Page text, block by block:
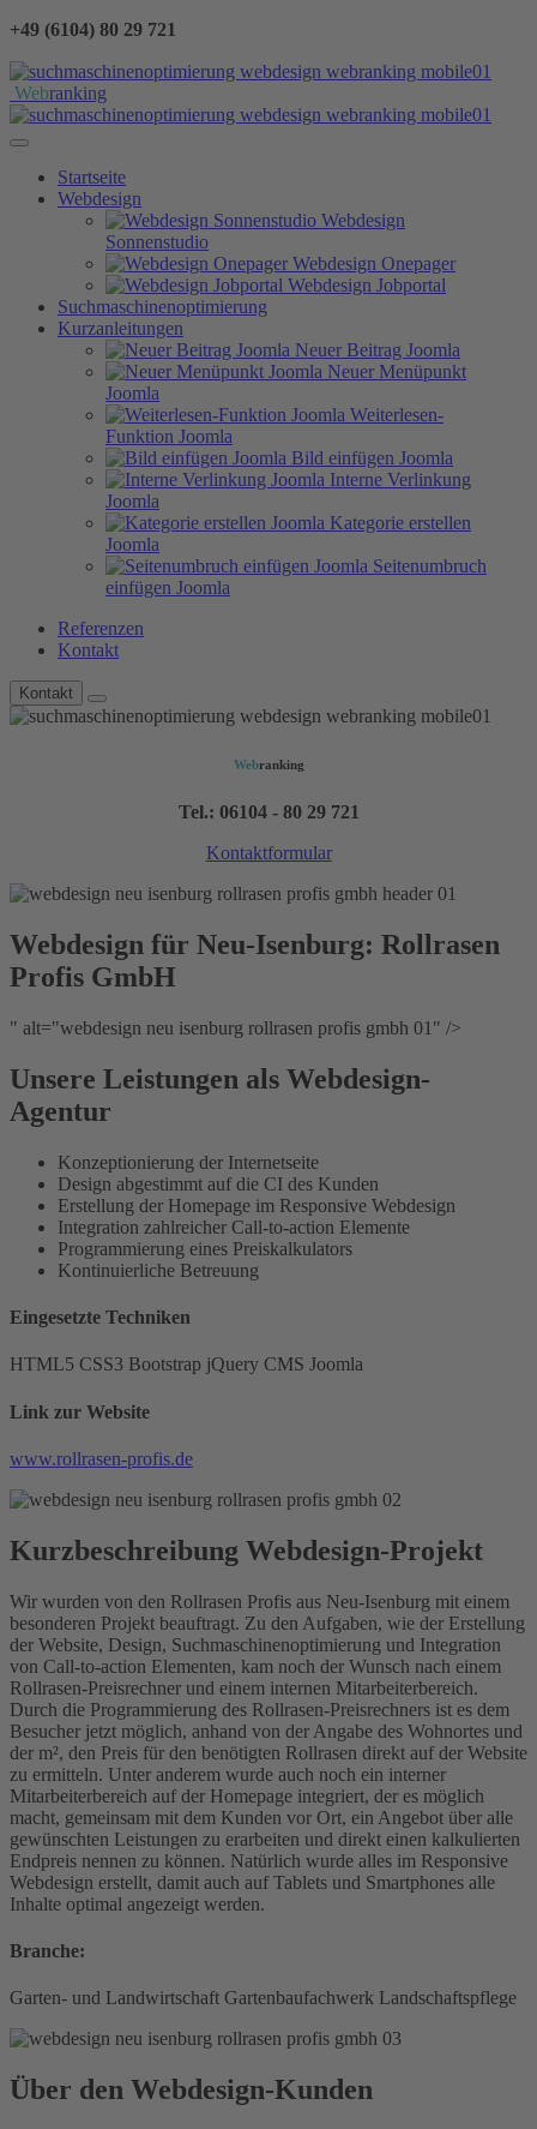
+49 (6104) 80 29 721
Webranking
Startseite
Webdesign
Webdesign
Sonnenstudio
Webdesign Onepager
Webdesign Jobportal
Suchmaschinenoptimierung
Kurzanleitungen
Neuer Beitrag Joomla
Neuer Menüpunkt
Joomla
Weiterlesen-
Funktion Joomla
Bild einfügen Joomla
Interne Verlinkung
Joomla
Kategorie erstellen
Joomla
Seitenumbruch
einfügen Joomla
Referenzen
Kontakt
Kontakt
Webranking
Tel.: 06104 - 80 29 721
Kontaktformular
Webdesign für Neu-Isenburg: Rollrasen
Profis GmbH
" alt="webdesign neu isenburg rollrasen profis gmbh 01" />
Unsere Leistungen als Webdesign-
Agentur
Konzeptionierung der Internetseite
Design abgestimmt auf die CI des Kunden
Erstellung der Homepage im Responsive Webdesign
Integration zahlreicher Call-to-action Elemente
Programmierung eines Preiskalkulators
Kontinuierliche Betreuung
Eingesetzte Techniken
HTML5 CSS3 Bootstrap jQuery CMS Joomla
Link zur Website
www.rollrasen-profis.de
Kurzbeschreibung Webdesign-Projekt
Wir wurden von den Rollrasen Profis aus Neu-Isenburg mit einem
besonderen Projekt beauftragt. Zu den Aufgaben, wie der Erstellung
der Website, Design, Suchmaschinenoptimierung und Integration
von Call-to-action Elementen, kam noch der Wunsch nach einem
Rollrasen-Preisrechner und einem internen Mitarbeiterbereich.
Durch die Programmierung des Rollrasen-Preisrechners ist es dem
Besucher jetzt möglich, anhand von der Angabe des Wohnortes und
der m², den Preis für den benötigten Rollrasen direkt auf der Website
zu ermitteln. Unter anderem wurde auch noch ein interner
Mitarbeiterbereich auf der Homepage integriert, der es möglich
macht, gemeinsam mit dem Kunden vor Ort, ein Angebot über alle
gewünschten Leistungen zu erarbeiten und direkt einen kalkulierten
Endpreis nennen zu können. Natürlich wurde alles im Responsive
Webdesign erstellt, damit auch auf Tablets und Smartphones alle
Inhalte optimal angezeigt werden.
Branche:
Garten- und Landwirtschaft Gartenbaufachwerk Landschaftspflege
Über den Webdesign-Kunden